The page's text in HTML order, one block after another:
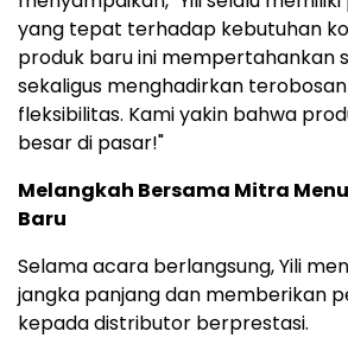
yang tepat terhadap kebutuhan
produk baru ini mempertahankan
sekaligus menghadirkan
fleksibilitas. Kami yakin bahwa
besar di pasar!"
Melangkah Bersama Mitra
Baru
Selama acara berlangsung, Yili
jangka panjang dan memberikan
kepada distributor berprestasi.